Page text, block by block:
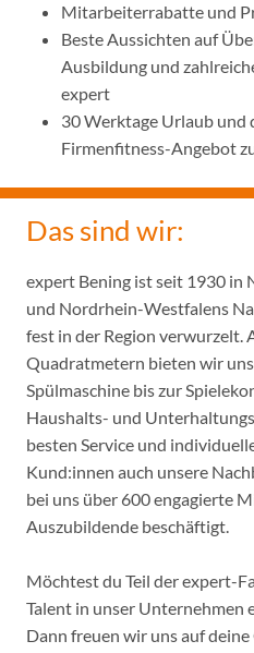
Mitarbeiterrabatte und
Beste Aussichten auf
Ausbildung und
expert
30 Werktage Urlaub und
Firmenfitness-Angebot
Das sind wir:
expert Bening ist seit 1930 in
und Nordrhein-Westfalens
fest in der Region verwurzelt.
Quadratmetern bieten wir
Spülmaschine bis zur
Haushalts- und
besten Service und
Kund:innen auch unsere
bei uns über 600 engagierte
Auszubildende beschäftigt.
Möchtest du Teil der expert-
Talent in unser Unternehmen
Dann freuen wir uns auf